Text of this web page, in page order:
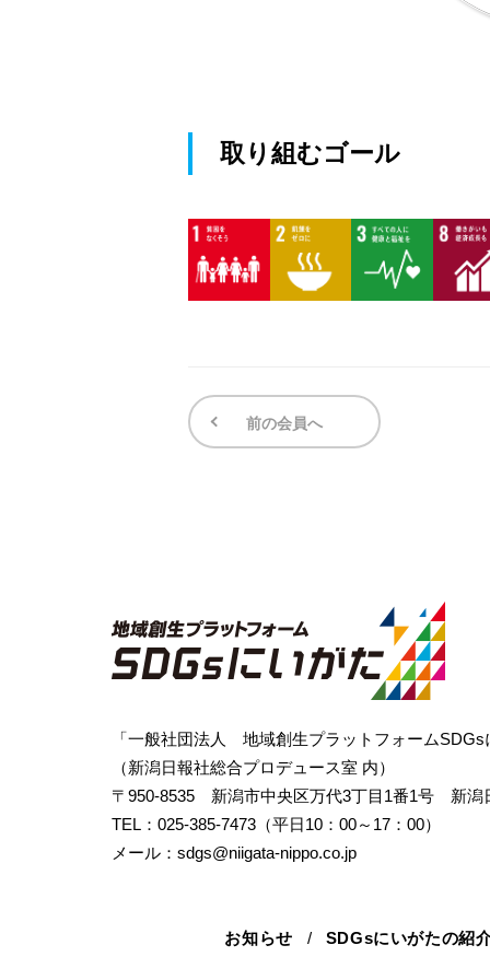
取り組むゴール
前の会員へ
「一般社団法人 地域創生プラットフォーム
（新潟日報社総合プロデュース室 内）
〒950-8535 新潟市中央区万代3丁目1番1号 新潟
TEL：025-385-7473（平日10：00～17：00）
メール：sdgs@niigata-nippo.co.jp
お知らせ SDGsにいがたの紹